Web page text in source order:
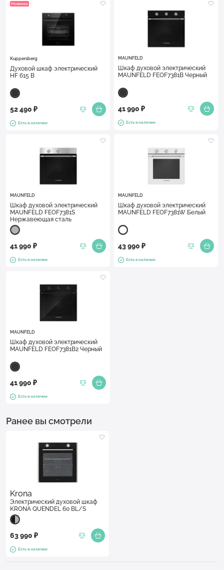
Новинка
Kuppersberg
Духовой шкаф электрический
HF 615 B
52 490 ₽
Есть в наличии
MAUNFELD
Шкаф духовой электрический
MAUNFELD FEOF7381B Черный
41 990 ₽
Есть в наличии
MAUNFELD
Шкаф духовой электрический
MAUNFELD FEOF7381S
Нержавеющая сталь
41 990 ₽
Есть в наличии
MAUNFELD
Шкаф духовой электрический
MAUNFELD FEOF7381W Белый
43 990 ₽
Есть в наличии
MAUNFELD
Шкаф духовой электрический
MAUNFELD FEOF7381B2 Черный
41 990 ₽
Есть в наличии
Ранее вы смотрели
Krona
Электрический духовой шкаф
KRONA QUENDEL 60 BL/S
63 990 ₽
Есть в наличии